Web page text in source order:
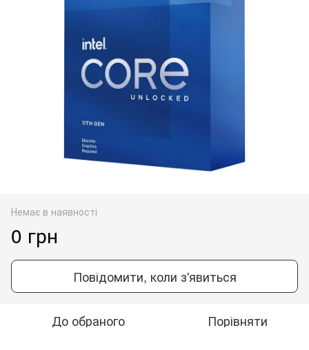
Немає в наявності
0 грн
Повідомити, коли з'явиться
До обраного Порівняти